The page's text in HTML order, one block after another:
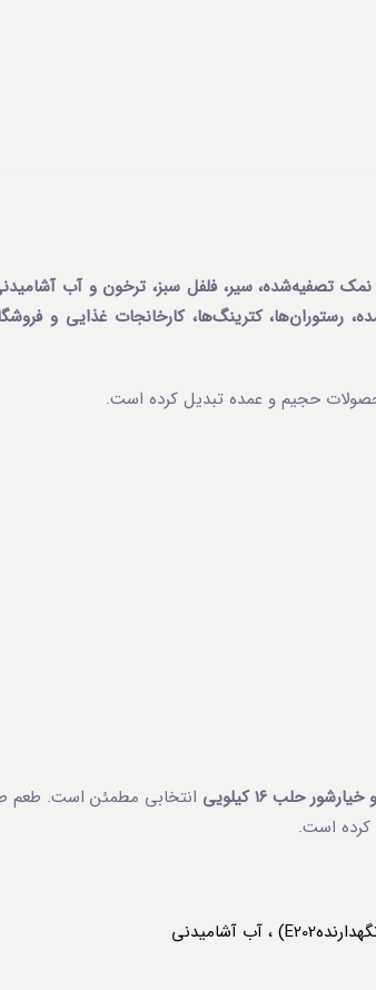
تصفیه‌شده، سیر، فلفل سبز، ترخون و آب آشامیدنی
رستوران‌ها، کترینگ‌ها، کارخانجات غذایی و
حجیم و عمده تبدیل کرده است.
حلب ۱۶ کیلویی
انتخابی مطمئن است. طعم
است.